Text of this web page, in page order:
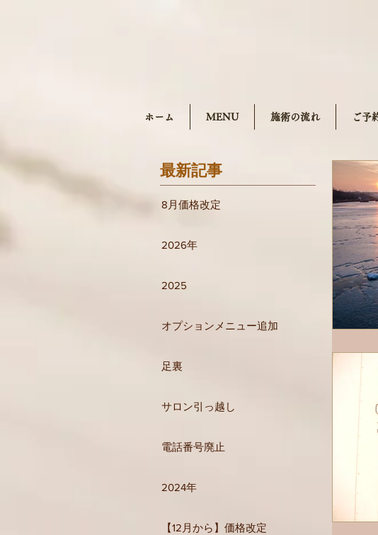
ホーム MENU 施術の流れ ご予
最新記事
8月価格改定
2026年
2025
オプションメニュー追加
足裏
サロン引っ越し
電話番号廃止
2024年
【12月から】価格改定